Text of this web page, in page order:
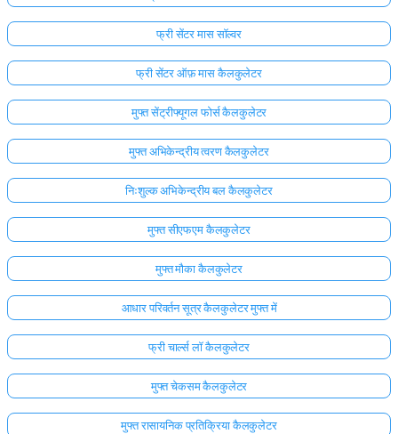
फ्री सेंटर मास सॉल्वर
फ्री सेंटर ऑफ़ मास कैलकुलेटर
मुफ्त सेंट्रीफ्यूगल फोर्स कैलकुलेटर
मुफ्त अभिकेन्द्रीय त्वरण कैलकुलेटर
निःशुल्क अभिकेन्द्रीय बल कैलकुलेटर
मुफ्त सीएफएम कैलकुलेटर
मुफ्त मौका कैलकुलेटर
आधार परिवर्तन सूत्र कैलकुलेटर मुफ्त में
फ्री चार्ल्स लॉ कैलकुलेटर
मुफ्त चेकसम कैलकुलेटर
मुफ्त रासायनिक प्रतिक्रिया कैलकुलेटर